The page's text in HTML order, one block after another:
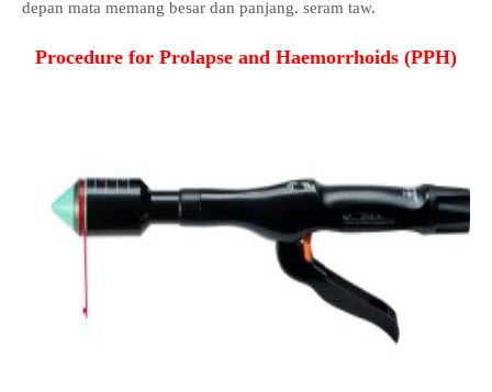
depan mata memang besar dan panjang. seram taw.
Procedure for Prolapse and Haemorrhoids (PPH)